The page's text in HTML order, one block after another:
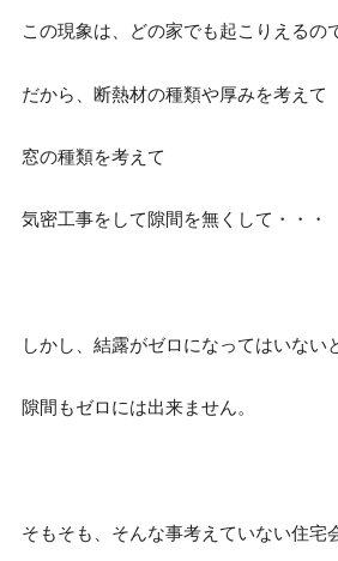
この現象は、どの家でも起こりえるの
だから、断熱材の種類や厚みを考えて
窓の種類を考えて
気密工事をして隙間を無くして・・・
しかし、結露がゼロになってはいない
隙間もゼロには出来ません。
そもそも、そんな事考えていない住宅